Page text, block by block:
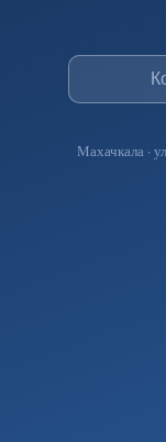
Махачкала ·